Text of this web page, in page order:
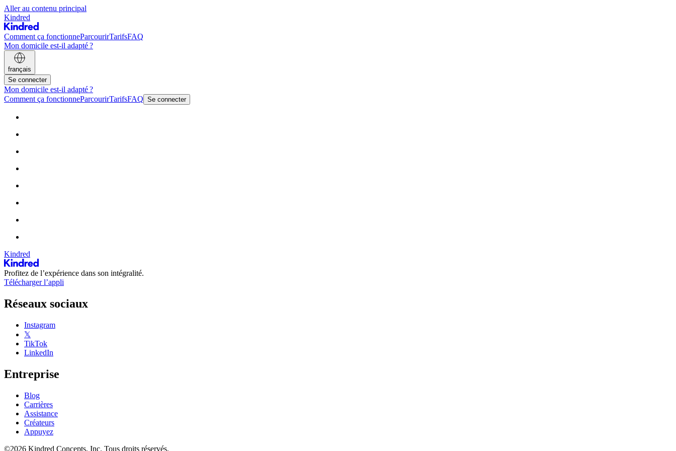
Aller au contenu principal
Kindred
Comment ça fonctionneParcourirTarifsFAQ
Mon domicile est-il adapté ?
français
Se connecter
Mon domicile est-il adapté ?
Comment ça fonctionneParcourirTarifsFAQ Se connecter
Kindred
Profitez de l’expérience dans son intégralité.
Télécharger l’appli
Réseaux sociaux
Instagram
𝕏
TikTok
LinkedIn
Entreprise
Blog
Carrières
Assistance
Créateurs
Appuyez
©2026 Kindred Concepts, Inc. Tous droits réservés.